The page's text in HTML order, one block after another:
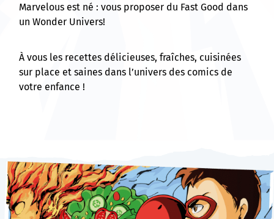
Marvelous est né : vous proposer du Fast Good dans
un Wonder Univers!
À vous les recettes délicieuses, fraîches, cuisinées
sur place et saines dans l’univers des comics de
votre enfance !